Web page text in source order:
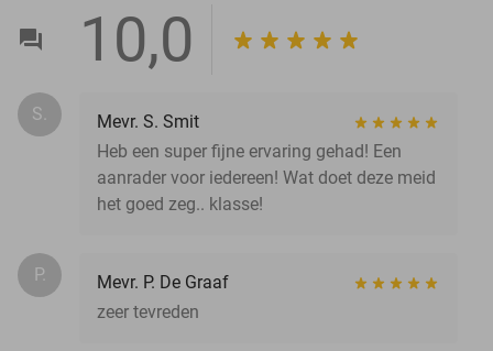
10,0
S.
Mevr. S. Smit
Heb een super fijne ervaring gehad! Een
aanrader voor iedereen! Wat doet deze meid
het goed zeg.. klasse!
P.
Mevr. P. De Graaf
zeer tevreden